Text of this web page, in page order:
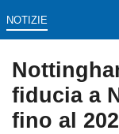
NOTIZIE
fiducia a
fino al